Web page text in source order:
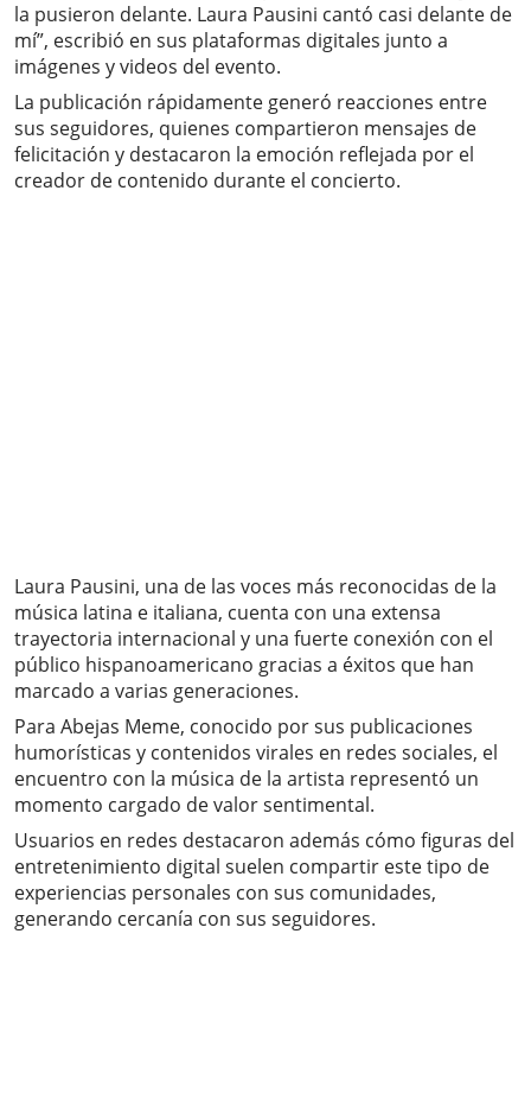
la pusieron delante. Laura Pausini cantó casi delante de
mí”, escribió en sus plataformas digitales junto a
imágenes y videos del evento.
La publicación rápidamente generó reacciones entre
sus seguidores, quienes compartieron mensajes de
felicitación y destacaron la emoción reflejada por el
creador de contenido durante el concierto.
Laura Pausini, una de las voces más reconocidas de la
música latina e italiana, cuenta con una extensa
trayectoria internacional y una fuerte conexión con el
público hispanoamericano gracias a éxitos que han
marcado a varias generaciones.
Para Abejas Meme, conocido por sus publicaciones
humorísticas y contenidos virales en redes sociales, el
encuentro con la música de la artista representó un
momento cargado de valor sentimental.
Usuarios en redes destacaron además cómo figuras del
entretenimiento digital suelen compartir este tipo de
experiencias personales con sus comunidades,
generando cercanía con sus seguidores.